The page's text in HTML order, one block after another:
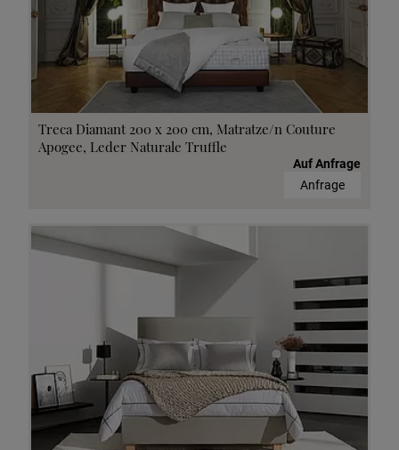
Treca Diamant 200 x 200 cm, Matratze/n Couture
Apogee, Leder Naturale Truffle
Auf Anfrage
Anfrage